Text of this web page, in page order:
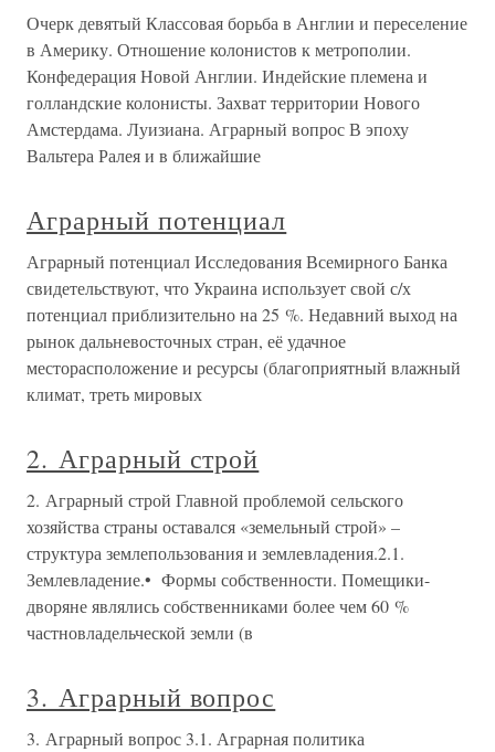
Очерк девятый Классовая борьба в Англии и переселение
в Америку. Отношение колонистов к метрополии.
Конфедерация Новой Англии. Индейские племена и
голландские колонисты. Захват территории Нового
Амстердама. Луизиана. Аграрный вопрос В эпоху
Вальтера Ралея и в ближайшие
Аграрный потенциал
Аграрный потенциал Исследования Всемирного Банка
свидетельствуют, что Украина использует свой с/х
потенциал приблизительно на 25 %. Недавний выход на
рынок дальневосточных стран, её удачное
месторасположение и ресурсы (благоприятный влажный
климат, треть мировых
2. Аграрный строй
2. Аграрный строй Главной проблемой сельского
хозяйства страны оставался «земельный строй» –
структура землепользования и землевладения.2.1.
Землевладение.• Формы собственности. Помещики-
дворяне являлись собственниками более чем 60 %
частновладельческой земли (в
3. Аграрный вопрос
3. Аграрный вопрос 3.1. Аграрная политика